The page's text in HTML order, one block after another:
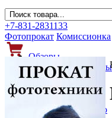
+7-831-2831133
Фотопрокат Комиссионка
Обзоры
Фотоаппараты
Объективы
Фильтры
Фото и видео